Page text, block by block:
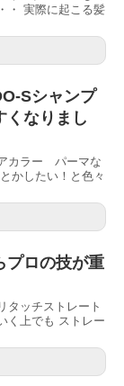
・ 実際に起こる髪
Sシャンプ
くなりまし
カラー パーマな
かしたい！と色々
プロの技が重
タッチストレート
く上でも ストレー